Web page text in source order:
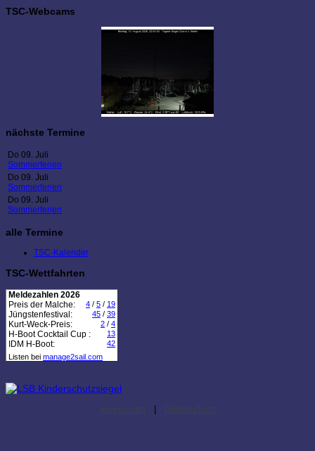
TSC-Webcams
nächste Termine
Do 09. Juli
Sommerferien
Do 09. Juli
Sommerferien
Do 09. Juli
Sommerferien
alle Termine
TSC-Kalender
TSC-Wettfahrten
Meldezahlen 2026
Preis der Malche:
4 / 5 / 19
Jüngstenfestival: 45 / 39
Kurt-Weck-Preis: 2 / 4
H-Boot Cocktail Cup : 13
IDM H-Boot:
42
Listen bei manage2sail.com
Impressum | Datenschutz